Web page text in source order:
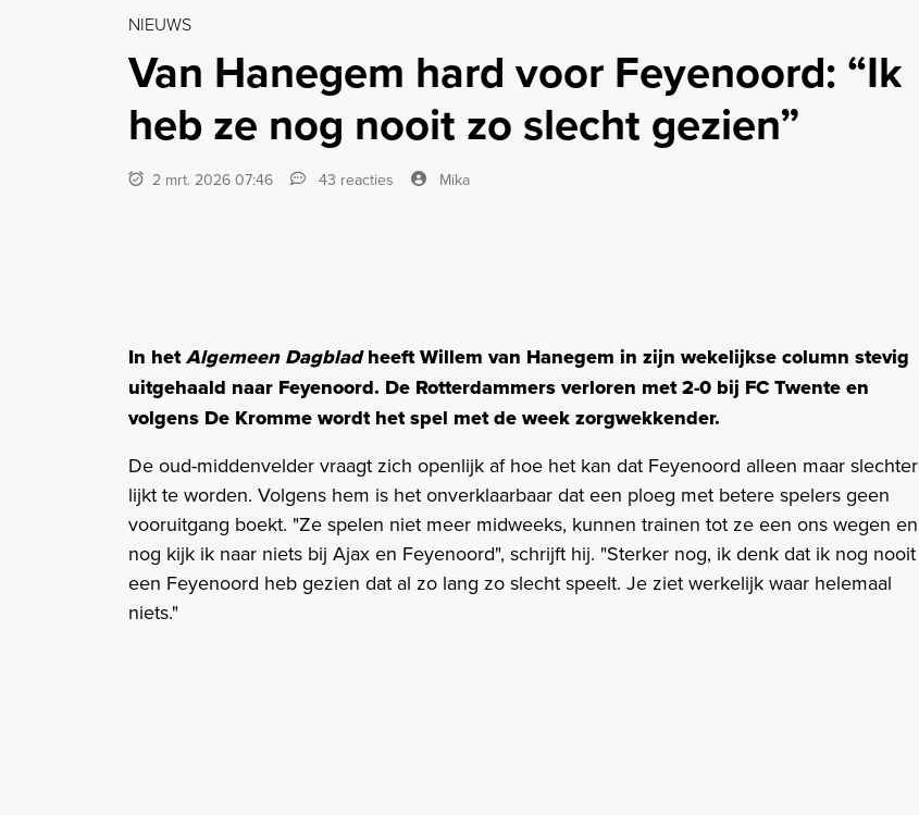
NIEUWS
Van Hanegem hard voor Feyenoord: “Ik
heb ze nog nooit zo slecht gezien”
2 mrt. 2026 07:46 43 reacties Mika
In hetAlgemeen Dagbladheeft Willem van Hanegem in zijn wekelijkse column stevig
uitgehaald naar Feyenoord. De Rotterdammers verloren met 2-0 bij FC Twente en
volgens De Kromme wordt het spel met de week zorgwekkender.
De oud-middenvelder vraagt zich openlijk af hoe het kan dat Feyenoord alleen maar slechter
lijkt te worden. Volgens hem is het onverklaarbaar dat een ploeg met betere spelers geen
vooruitgang boekt. "Ze spelen niet meer midweeks, kunnen trainen tot ze een ons wegen en
nog kijk ik naar niets bij Ajax en Feyenoord", schrijft hij. "Sterker nog, ik denk dat ik nog nooit
een Feyenoord heb gezien dat al zo lang zo slecht speelt. Je ziet werkelijk waar helemaal
niets."